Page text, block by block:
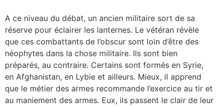
A ce niveau du débat, un ancien militaire sort de sa
réserve pour éclairer les lanternes. Le vétéran révèle
que ces combattants de l’obscur sont loin d’être des
néophytes dans la chose militaire. Ils sont bien
préparés, au contraire. Certains sont formés en Syrie,
en Afghanistan, en Lybie et ailleurs. Mieux, il apprend
que le métier des armes recommande l’exercice au tir et
au maniement des armes. Eux, ils passent le clair de leur